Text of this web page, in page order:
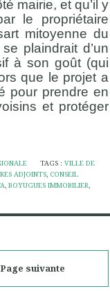
mairie, et qu’il y
le propriétaire
mitoyenne du
plaindrait d’un
à son goût (qui
que le projet a
pour prendre en
et protéger
TAGS :VILLE DE
ADJOINTS, CONSEIL
, BOYUGUES IMMOBILIER,
Page suivante